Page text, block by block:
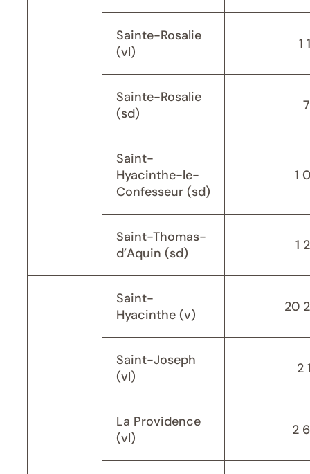
Sainte-Rosalie
(vl)
1
Sainte-Rosalie
(sd)
Saint-
Hyacinthe-le-
Confesseur (sd)
1
Saint-Thomas-
d’Aquin (sd)
1
Saint-
Hyacinthe (v)
20
Saint-Joseph
(vl)
2
La Providence
(vl)
2